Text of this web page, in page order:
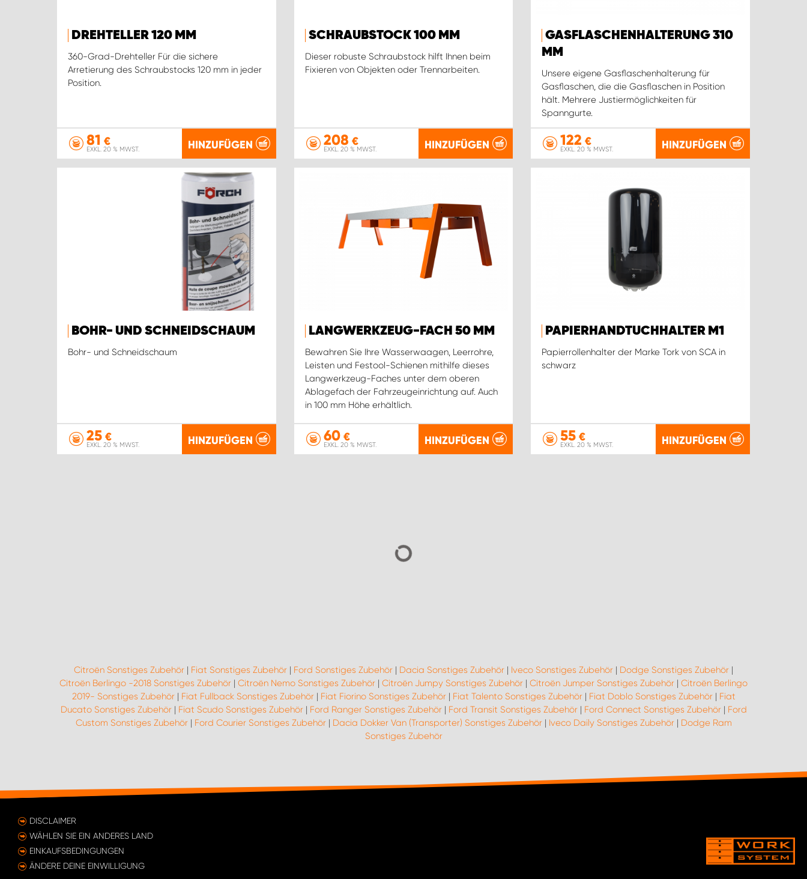
DREHTELLER 120 MM
360-Grad-Drehteller Für die sichere
Arretierung des Schraubstocks 120 mm in jeder
Position.
81 €
EXKL. 20 % MWST. HINZUFÜGEN
SCHRAUBSTOCK 100 MM
Dieser robuste Schraubstock hilft Ihnen beim
Fixieren von Objekten oder Trennarbeiten.
208 €
EXKL. 20 % MWST. HINZUFÜGEN
GASFLASCHENHALTERUNG 310
MM
Unsere eigene Gasflaschenhalterung für
Gasflaschen, die die Gasflaschen in Position
hält. Mehrere Justiermöglichkeiten für
Spanngurte.
122 €
EXKL. 20 % MWST. HINZUFÜGEN
BOHR- UND SCHNEIDSCHAUM
Bohr- und Schneidschaum
25 €
EXKL. 20 % MWST. HINZUFÜGEN
LANGWERKZEUG-FACH 50 MM
Bewahren Sie Ihre Wasserwaagen, Leerrohre,
Leisten und Festool-Schienen mithilfe dieses
Langwerkzeug-Faches unter dem oberen
Ablagefach der Fahrzeugeinrichtung auf. Auch
in 100 mm Höhe erhältlich.
60€
EXKL. 20 % MWST. HINZUFÜGEN
PAPIERHANDTUCHHALTER M1
Papierrollenhalter der Marke Tork von SCA in
schwarz
55 €
EXKL. 20 % MWST. HINZUFÜGEN
Citroën Sonstiges Zubehör | Fiat Sonstiges Zubehör | Ford Sonstiges Zubehör | Dacia Sonstiges Zubehör | Iveco Sonstiges Zubehör | Dodge Sonstiges Zubehör |
Citroën Berlingo -2018 Sonstiges Zubehör | Citroën Nemo Sonstiges Zubehör | Citroën Jumpy Sonstiges Zubehör | Citroën Jumper Sonstiges Zubehör | Citroën Berlingo
2019- Sonstiges Zubehör| Fiat Fullback Sonstiges Zubehör| Fiat Fiorino Sonstiges Zubehör| Fiat Talento Sonstiges Zubehör| Fiat Doblo Sonstiges Zubehör| Fiat
Ducato Sonstiges Zubehör| Fiat Scudo Sonstiges Zubehör| Ford Ranger Sonstiges Zubehör| Ford Transit Sonstiges Zubehör| Ford Connect Sonstiges Zubehör| Ford
Custom Sonstiges Zubehör| Ford Courier Sonstiges Zubehör| Dacia Dokker Van (Transporter) Sonstiges Zubehör| Iveco Daily Sonstiges Zubehör| Dodge Ram
Sonstiges Zubehör
DISCLAIMER
WÄHLEN SIE EIN ANDERES LAND
EINKAUFSBEDINGUNGEN
ÄNDERE DEINE EINWILLIGUNG